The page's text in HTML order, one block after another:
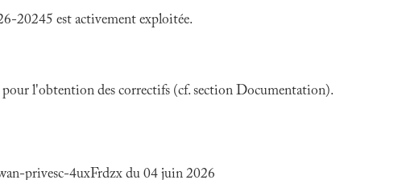
20245 est activement exploitée.
pour l'obtention des correctifs (cf. section Documentation).
privesc-4uxFrdzx du 04 juin 2026